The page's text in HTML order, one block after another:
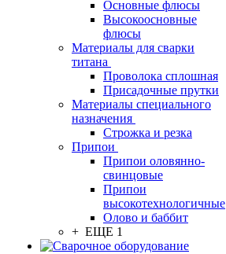
Основные флюсы
Высокоосновные
флюсы
Материалы для сварки
титана
Проволока сплошная
Присадочные прутки
Материалы специального
назначения
Строжка и резка
Припои
Припои оловянно-
свинцовые
Припои
высокотехнологичные
Олово и баббит
+ ЕЩЕ 1